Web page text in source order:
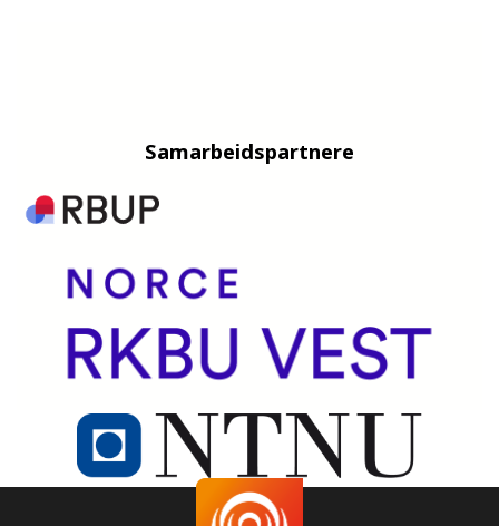
Samarbeidspartnere